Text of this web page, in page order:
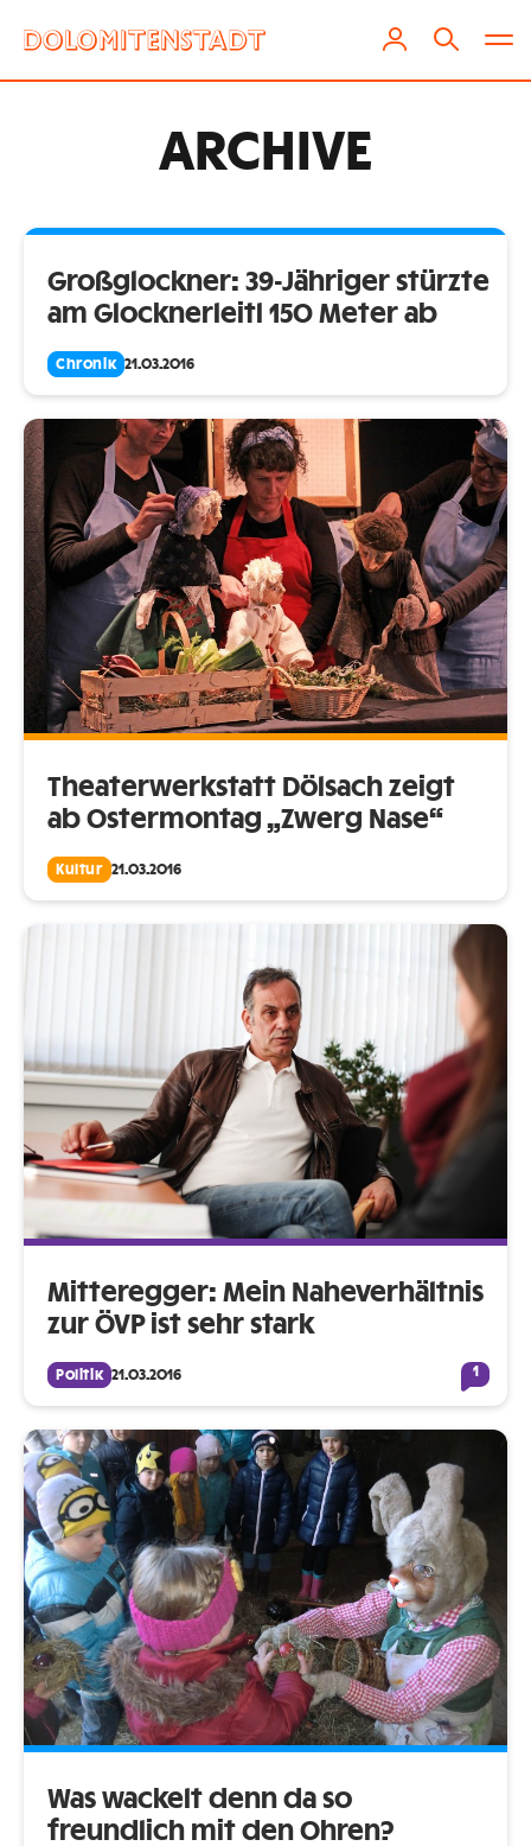
ARCHIVE
Großglockner: 39-Jähriger stürzte
am Glocknerleitl 150 Meter ab
Chronik 21.03.2016
Theaterwerkstatt Dölsach zeigt
ab Ostermontag „Zwerg Nase“
Kultur 21.03.2016
Mitteregger: Mein Naheverhältnis
zur ÖVP ist sehr stark
Politik 21.03.2016 1
Was wackelt denn da so
freundlich mit den Ohren?